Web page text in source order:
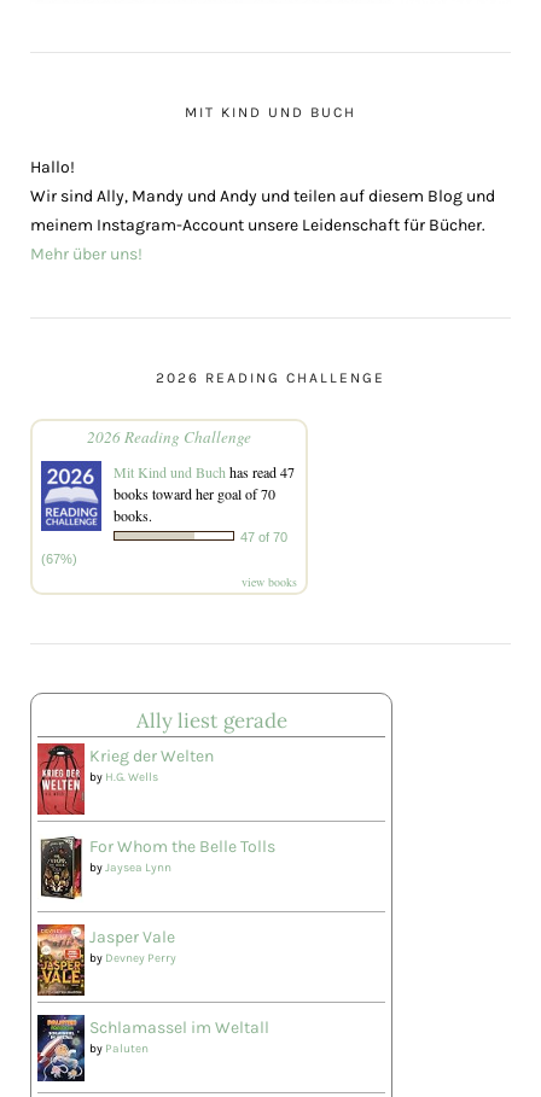
MIT KIND UND BUCH
Hallo!
Wir sind Ally, Mandy und Andy und teilen auf diesem Blog und
meinem Instagram-Account unsere Leidenschaft für Bücher.
Mehr über uns!
2026 READING CHALLENGE
2026 Reading Challenge
Mit Kind und Buch has read 47
books toward her goal of 70
books.
47 of 70
(67%)
view books
Ally liest gerade
Krieg der Welten
by H.G. Wells
For Whom the Belle Tolls
byJaysea Lynn
Jasper Vale
by Devney Perry
Schlamassel im Weltall
by Paluten